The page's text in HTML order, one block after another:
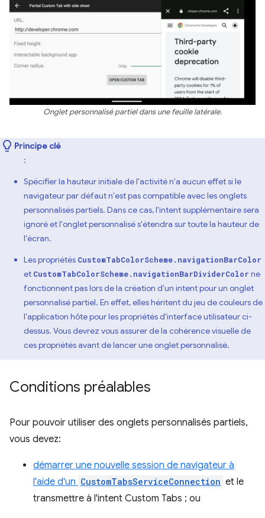
Onglet personnalisé partiel dans une feuille latérale.
Principe clé
:
Spécifier la hauteur initiale de l'activité n'a aucun effet si le
navigateur par défaut n'est pas compatible avec les onglets
personnalisés partiels. Dans ce cas, l'intent supplémentaire sera
ignoré et l'onglet personnalisé s'étendra sur toute la hauteur de
l'écran.
Les propriétés CustomTabColorScheme.navigationBarColor
et CustomTabColorScheme.navigationBarDividerColor ne
fonctionnent pas lors de la création d'un intent pour un onglet
personnalisé partiel. En effet, elles héritent du jeu de couleurs de
l'application hôte pour les propriétés d'interface utilisateur ci-
dessus. Vous devrez vous assurer de la cohérence visuelle de
ces propriétés avant de lancer une onglet personnalisé.
Conditions préalables
Pour pouvoir utiliser des onglets personnalisés partiels,
vous devez:
démarrer une nouvelle session de navigateur à
l'aide d'un CustomTabsServiceConnection et le
transmettre à l'intent Custom Tabs ; ou